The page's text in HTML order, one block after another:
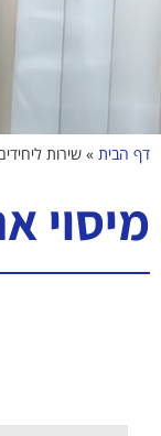
דף הבית » שירות
מיסוי